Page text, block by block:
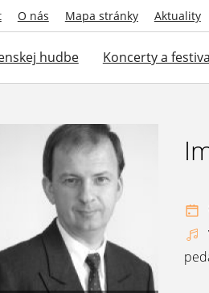
O nás Mapa stránky Aktuality
hudbe Koncerty a